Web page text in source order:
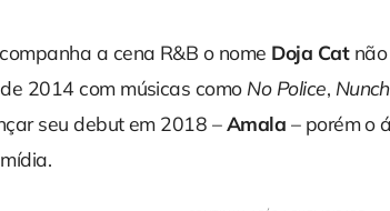
a cena R&B o nome Doja Catnão
2014 com músicas como No Police,
seu debut em 2018 –Amala – porém o